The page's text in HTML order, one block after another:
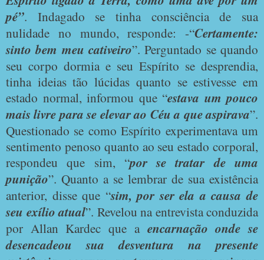
pé”. Indagado se tinha consciência de sua
nulidade no mundo, responde: -“Certamente:
sinto bem meu cativeiro”. Perguntado se quando
seu corpo dormia e seu Espírito se desprendia,
tinha ideias tão lúcidas quanto se estivesse em
estado normal, informou que “estava um pouco
mais livre para se elevar ao Céu a que aspirava”.
Questionado se como Espírito experimentava um
sentimento penoso quanto ao seu estado corporal,
respondeu que sim, “por se tratar de uma
punição”. Quanto a se lembrar de sua existência
anterior, disse que “sim, por ser ela a causa de
seu exílio atual”. Revelou na entrevista conduzida
por Allan Kardec que a encarnação onde se
desencadeou sua desventura na presente